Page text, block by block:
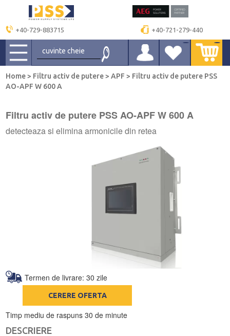
+40-729-883715 +40-721-279-440
Home> Filtru activ de putere>APF > Filtru activ de putere PSS
AO-APF W 600 A
Filtru activ de putere PSS AO-APF W 600 A
detecteaza si elimina armonicile din retea
Termen de livrare: 30 zile
CERERE OFERTA
Timp mediu de raspuns 30 de minute
DESCRIERE